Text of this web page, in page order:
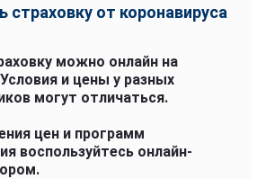
страховку от коронавируса
можно онлайн на
и цены у разных
могут отличаться.
цен и программ
воспользуйтесь онлайн-